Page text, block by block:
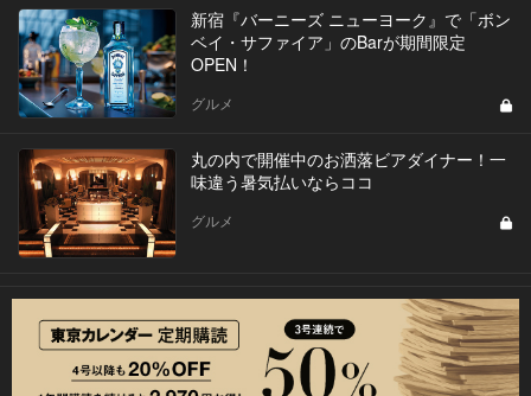
新宿『バーニーズ ニューヨーク』で「ボン
ベイ・サファイア」のBarが期間限定
OPEN！
グルメ
丸の内で開催中のお洒落ビアダイナー！一
味違う暑気払いならココ
グルメ